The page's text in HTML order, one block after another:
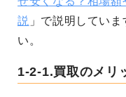
説 」で説明してい
い。
1-2-1.買取のメリ